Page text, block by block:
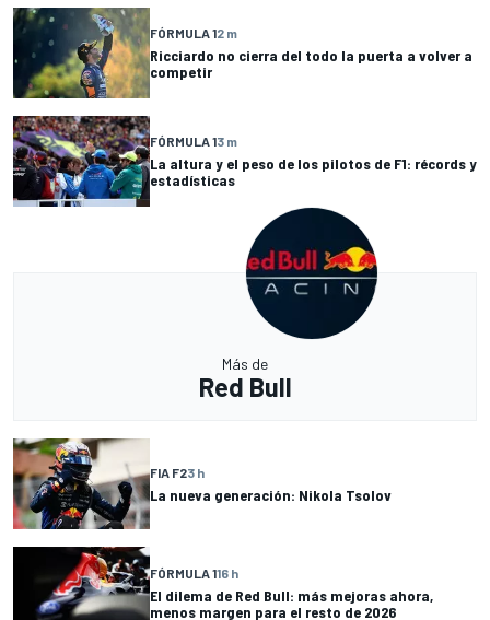
FÓRMULA 12 m
Ricciardo no cierra del todo la puerta a volver a
competir
FÓRMULA 13 m
La altura y el peso de los pilotos de F1: récords y
estadísticas
Más de
Red Bull
FIA F23 h
La nueva generación: Nikola Tsolov
FÓRMULA 116 h
El dilema de Red Bull: más mejoras ahora,
menos margen para el resto de 2026